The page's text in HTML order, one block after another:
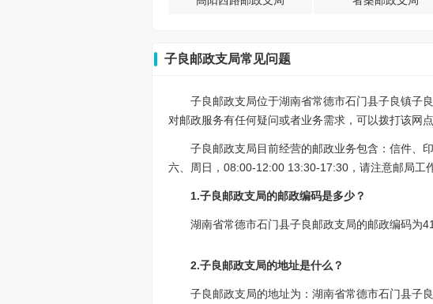
子良邮政支局常见问题
子良邮政支局位于湖南省常德市石门县子良镇子
对邮政服务有任何疑问或者业务需求，可以拨打该网
子良邮政支局目前经营的邮政业务包含：信件、
六、周日，08:00-12:00 13:30-17:30，请注意邮局工
1.子良邮政支局的邮政编码是多少？
湖南省常德市石门县子良邮政支局的邮政编码为
2.子良邮政支局的地址是什么？
子良邮政支局的地址为：湖南省常德市石门县子